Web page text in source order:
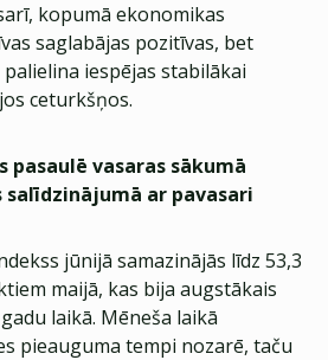
kopumā ekonomikas
saglabājas pozitīvas, bet
iespējas stabilākai
ceturkšņos.
pasaulē vasaras sākumā
salīdzinājumā ar pavasari
jūnijā samazinājās līdz 53,3
maijā, kas bija augstākais
laikā. Mēneša laikā
pieauguma tempi nozarē, taču